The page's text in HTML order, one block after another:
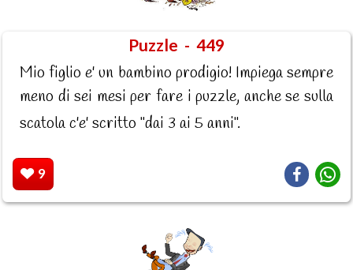
Puzzle - 449
Mio figlio e' un bambino prodigio! Impiega sempre
meno di sei mesi per fare i puzzle, anche se sulla
scatola c'e' scritto "dai 3 ai 5 anni".
9